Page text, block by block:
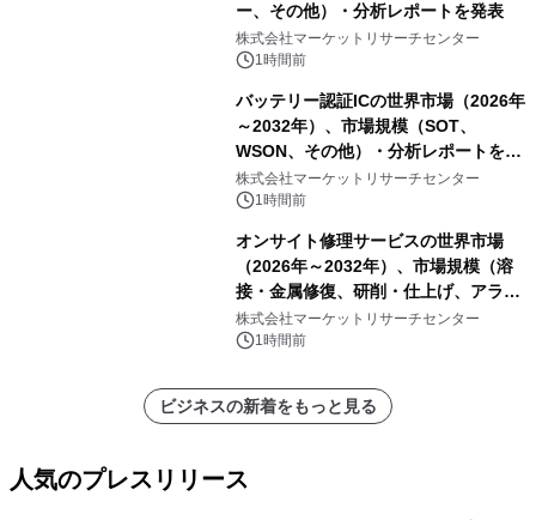
ー、その他）・分析レポートを発表
株式会社マーケットリサーチセンター
1時間前
バッテリー認証ICの世界市場（2026年
～2032年）、市場規模（SOT、
WSON、その他）・分析レポートを発
表
株式会社マーケットリサーチセンター
1時間前
オンサイト修理サービスの世界市場
（2026年～2032年）、市場規模（溶
接・金属修復、研削・仕上げ、アライ
メント、その他）・分析レポートを発
表
株式会社マーケットリサーチセンター
1時間前
ビジネスの新着をもっと見る
人気のプレスリリース